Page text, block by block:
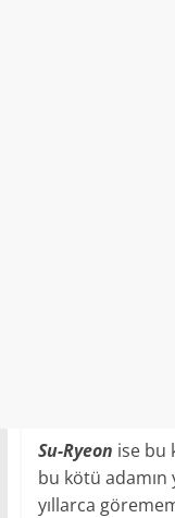
Su-Ryeon ise bu
bu kötü adamın
yıllarca